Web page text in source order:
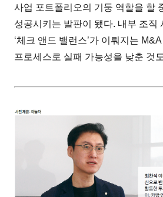
사업 포트폴리오의 기둥 역할을 할
성공시키는 발판이 됐다. 내부 조직
‘체크 앤드 밸런스’가 이뤄지는
프로세스로 실패 가능성을 낮춘 것